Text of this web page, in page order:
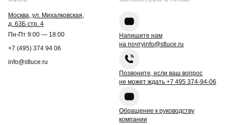
Москва, ул. Михалковская,
д. 63Б стр. 4
Пн-Пт 9:00 — 18:00
+7 (495) 374 94 06
info@stluce.ru
Напишите нам
на почтуinfo@stluce.ru
Позвоните, если ваш вопрос
не может ждать +7 495 374-94-06
Обращение к руководству
компании